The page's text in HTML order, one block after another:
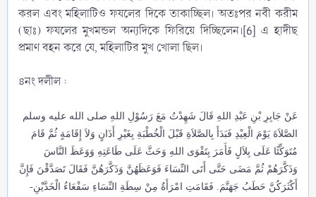
করল এবং মহিলাটিও ফযলের দিকে তাকাচ্ছিল। অতঃপর নবী করীম
(ছাঃ) ফযলের মুখমন্ডল অন্যদিকে ফিরিয়ে দিচ্ছিলেন।[6] এ হাদীছ
প্রমাণ বহন করে যে, মহিলাটির মুখ খোলা ছিল।​
৪নং দলীল :
عَنْ جَابِرِ بْنِ عَبْدِ اللهِ قَالَ شَهِدْتُ مَعَ رَسُوْلِ اللهِ صلى الله عليه وسلم
الصَّلاَةَ يَوْمَ الْعِيْدِ فَبَدَأَ بِالصَّلاَةِ قَبْلَ الْخُطْبَةِ بِغَيْرِ أَذَانٍ وَلاَ إِقَامَةٍ ثُمَّ قَامَ
مُتَوَكِّئًا عَلَى بِلاَلٍ فَأَمَرَ بِتَقْوَى اللهِ وَحَثَّ عَلَى طَاعَتِهِ وَوَعَظَ النَّاسَ
وَذَكَّرَهُمْ ثُمَّ مَضَى حَتَّى أَتَى النِّسَاءَ فَوَعَظَهُنَّ وَذَكَّرَهُنَّ فَقَالَ تَصَدَّقْنَ فَإِنَّ
أَكْثَرَكُنَّ حَطَبُ جَهَنَّمَ. فَقَامَتِ امْرَأَةٌ مِنْ سِطَةِ النِّسَاءِ سَفْعَاءُ الْخَدَّيْنِ-